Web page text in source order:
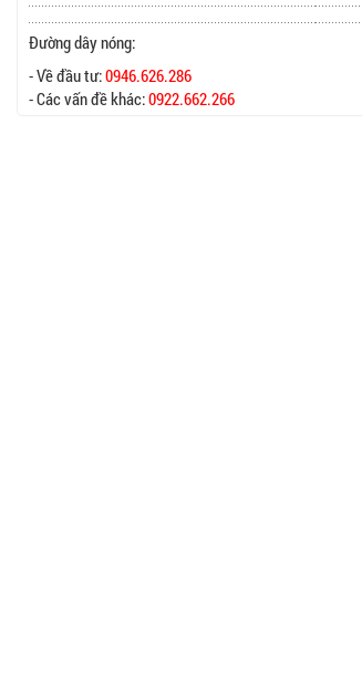
Đường dây nóng:
- Về đầu tư:0946.626.286
- Các vấn đề khác:0922.662.266